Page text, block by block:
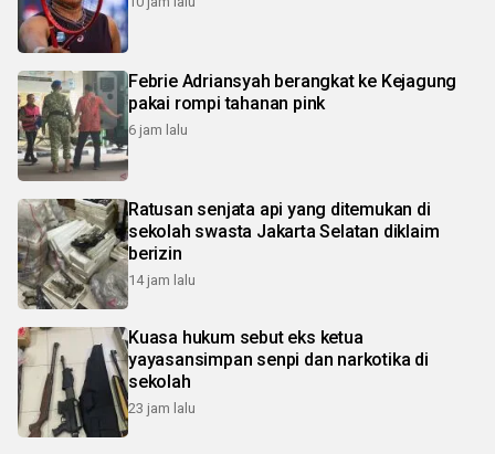
Febrie Adriansyah berangkat ke Kejagung
pakai rompi tahanan pink
6 jam lalu
Ratusan senjata api yang ditemukan di
sekolah swasta Jakarta Selatan diklaim
berizin
14 jam lalu
Kuasa hukum sebut eks ketua
yayasansimpan senpi dan narkotika di
sekolah
23 jam lalu